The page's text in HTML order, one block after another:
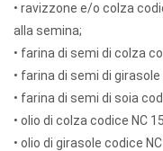
• ravizzone e/o colza
alla semina;
• farina di semi di colza
• farina di semi di
• farina di semi di soia
• olio di colza codice NC
• olio di girasole codice